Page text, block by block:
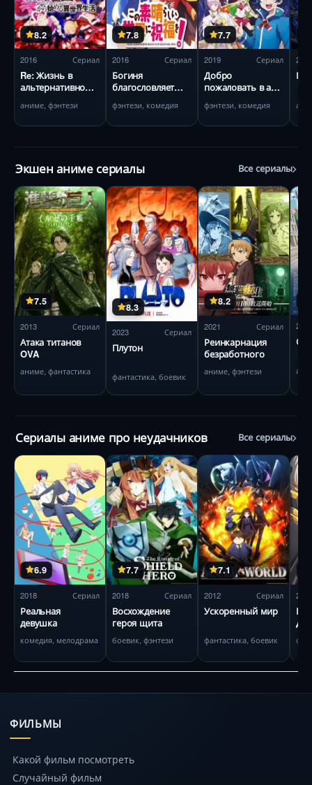
8.2
2016 Сериал
Re: Жизнь в
альтернативном
аниме, фэнтези
7.8
2016 Сериал
Богиня
благословляет
мир
фэнтези, комедия
7.7
2019 Сериал
Добро
пожаловать в ад,
фэнтези, комедия
2014
Экшен аниме сериалы Все сериалы
7.5
2013 Сериал
Атака титанов
OVA
аниме, фантастика
8.3
2023 Сериал
Плутон
фантастика, боевик
8.2
2021 Сериал
Реинкарнация
безработного
аниме, фэнтези
2022
Сериалы аниме про неудачников Все сериалы
6.9
2018 Сериал
Реальная
девушка
комедия, мелодрама
7.7
2018 Сериал
Восхождение
героя щита
боевик, фэнтези
7.1
2012 Сериал
Ускоренный мир
фантастика, боевик
2018
ФИЛЬМЫ
Какой фильм посмотреть
Случайный фильм